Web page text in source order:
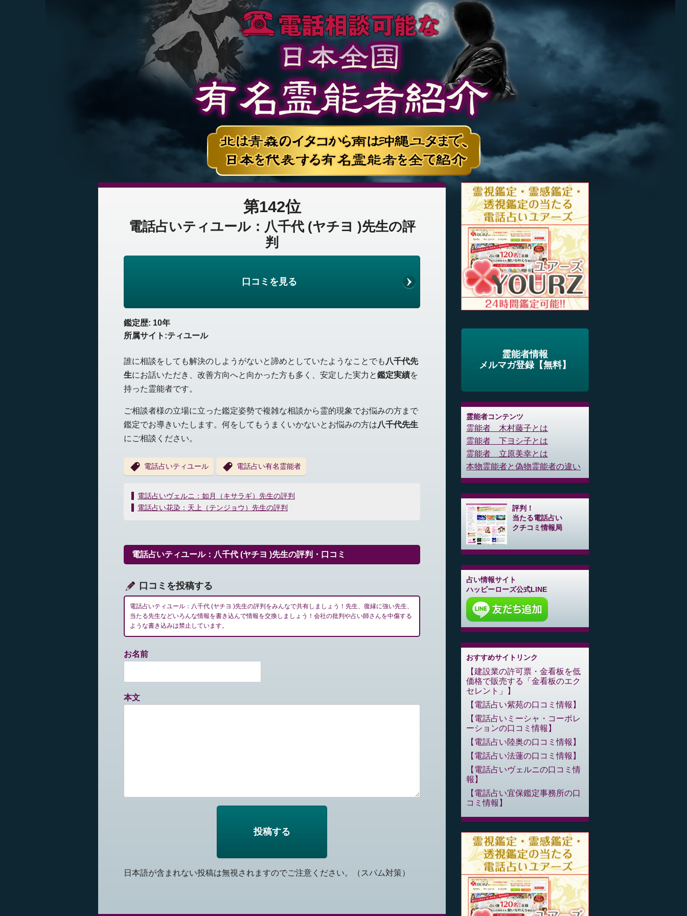
第142位
電話占いティユール：八千代 (ヤチヨ )先生の評
判
口コミを見る
鑑定歴: 10年
所属サイト:ティユール
誰に相談をしても解決のしようがないと諦めとしていたようなことでも八千代先
生にお話いただき、改善方向へと向かった方も多く、安定した実力と鑑定実績を
持った霊能者です。
ご相談者様の立場に立った鑑定姿勢で複雑な相談から霊的現象でお悩みの方まで
鑑定でお導きいたします。何をしてもうまくいかないとお悩みの方は八千代先生
にご相談ください。
電話占いティユール 電話占い有名霊能者
投
稿
ー
シ
ン
電話占いヴェルニ：如月（キサラギ）先生の評判
電話占い花染：天上（テンジョウ）先生の評判
電話占いティユール：八千代 (ヤチヨ )先生の評判・口コミ
口コミを投稿する
電話占いティユール：八千代 (ヤチヨ )先生の評判をみんなで共有しましょう！先生、復縁に強い先生、
当たる先生などいろんな情報を書き込んで情報を交換しましょう！会社の批判や占い師さんを中傷する
ような書き込みは禁止しています。
お名前
本文
日本語が含まれない投稿は無視されますのでご注意ください。（スパム対策）
霊能者情報
メルマガ登録【無料】
霊能者コンテンツ
霊能者 木村藤子とは
霊能者 下ヨシ子とは
霊能者 立原美幸とは
本物霊能者と偽物霊能者の違い
評判！
当たる電話占い
クチコミ情報局
占い情報サイト
ハッピーローズ公式LINE
おすすめサイトリンク
建設業の許可票・金看板を低
価格で販売する「金看板のエク
セレント」
電話占い紫苑の口コミ情報
電話占いミーシャ・コーポレ
ーションの口コミ情報
電話占い陸奥の口コミ情報
電話占い法蓮の口コミ情報
電話占いヴェルニの口コミ情
報
電話占い宜保鑑定事務所の口
コミ情報